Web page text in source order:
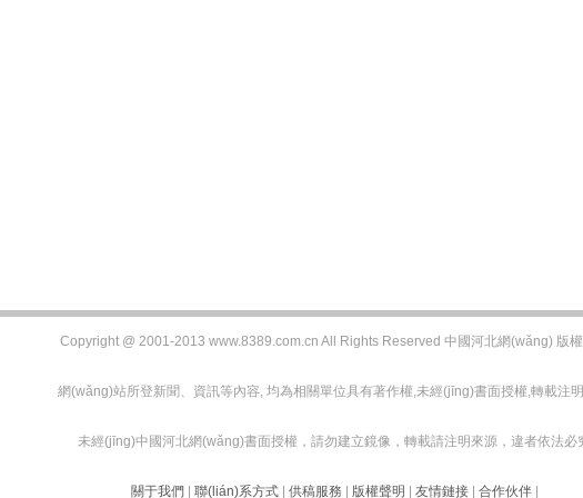
Copyright @ 2001-2013 www.8389.com.cn All Rights Reserved 中國河北網(wǎng) 版
網(wǎng)站所登新聞、資訊等內容, 均為相關單位具有著作權,未經(jīng)書面授權,轉載注
未經(jīng)中國河北網(wǎng)書面授權，請勿建立鏡像，轉載請注明來源，違者依法必
關于我們 聯(lián)系方式| 供稿服務 版權聲明 友情鏈接| 合作伙伴|